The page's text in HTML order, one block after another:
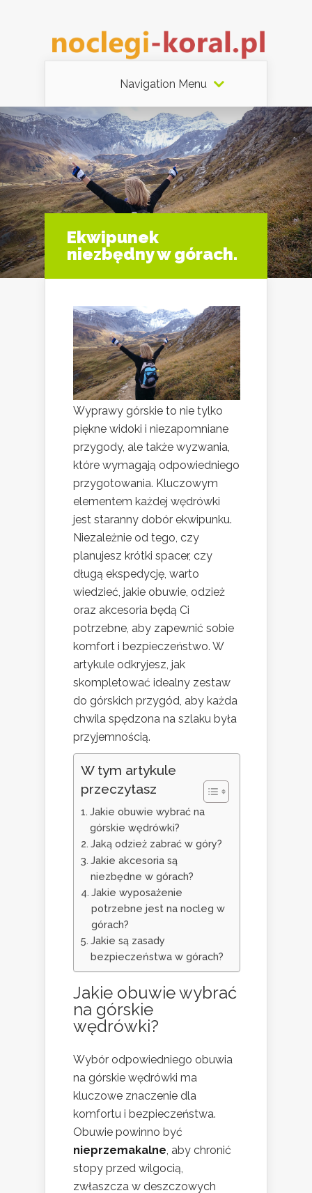
Navigation Menu
Ekwipunek
niezbędny w górach.
Wyprawy górskie to nie tylko
piękne widoki i niezapomniane
przygody, ale także wyzwania,
które wymagają odpowiedniego
przygotowania. Kluczowym
elementem każdej wędrówki
jest staranny dobór ekwipunku.
Niezależnie od tego, czy
planujesz krótki spacer, czy
długą ekspedycję, warto
wiedzieć, jakie obuwie, odzież
oraz akcesoria będą Ci
potrzebne, aby zapewnić sobie
komfort i bezpieczeństwo. W
artykule odkryjesz, jak
skompletować idealny zestaw
do górskich przygód, aby każda
chwila spędzona na szlaku była
przyjemnością.
W tym artykule
przeczytasz
Jakie obuwie wybrać na
górskie wędrówki?
Jaką odzież zabrać w góry?
Jakie akcesoria są
niezbędne w górach?
Jakie wyposażenie
potrzebne jest na nocleg w
górach?
Jakie są zasady
bezpieczeństwa w górach?
Jakie obuwie wybrać
na górskie
wędrówki?
Wybór odpowiedniego obuwia
na górskie wędrówki ma
kluczowe znaczenie dla
komfortu i bezpieczeństwa.
Obuwie powinno być
nieprzemakalne, aby chronić
stopy przed wilgocią,
zwłaszcza w deszczowych